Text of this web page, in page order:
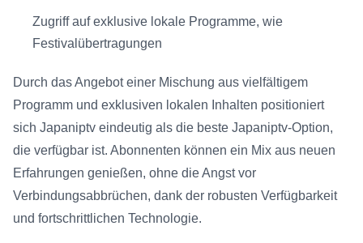
Zugriff auf exklusive lokale Programme, wie
Festivalübertragungen
Durch das Angebot einer Mischung aus vielfältigem
Programm und exklusiven lokalen Inhalten positioniert
sich Japaniptv eindeutig als die beste Japaniptv-Option,
die verfügbar ist. Abonnenten können ein Mix aus neuen
Erfahrungen genießen, ohne die Angst vor
Verbindungsabbrüchen, dank der robusten Verfügbarkeit
und fortschrittlichen Technologie.